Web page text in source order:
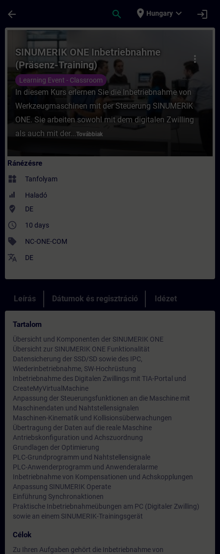
arrow_back search place Hungary expand_more login
Tanfolyam - SINUMERIK ONE
more_vert
SINUMERIK ONE Inbetriebnahme
(Präsenz-Training)
Learning Event - Classroom
In diesem Kurs erlernen Sie die Inbetriebnahme von
Werkzeugmaschinen mit der Steuerung SINUMERIK
ONE. Sie arbeiten sowohl mit dem digitalen Zwilling
als auch mit der...Továbbiak
Ránézésre
widgets Tanfolyam
Haladó
where_to_vote DE
access_time 10 days
sell NC-ONE-COM
translate DE
Leírás Dátumok és regisztráció Idézet
Tartalom
Übersicht und Komponenten der SINUMERIK ONE
Übersicht zur SINUMERIK ONE Funktionalität
Datensicherung der SSD/SD sowie des IPC,
Wiederinbetriebnahme, SW-Hochrüstung
Inbetriebnahme des Digitalen Zwillings mit TIA-Portal und
CreateMyVirtualMachine
Anpassung der Steuerungsfunktionen an die Maschine mit
Maschinendaten und Nahtstellensignalen
Maschinen-Kinematik und Kollisionsüberwachungen
Übertragung der Daten auf die reale Maschine
Antriebskonfiguration und Achszuordnung
Grundlagen der Optimierung
PLC-Grundprogramm und Nahtstellensignale
PLC-Anwenderprogramm und Anwenderalarme
Inbetriebnahme von Kompensationen und Achskopplungen
Anpassung SINUMERIK Operate
Einführung Synchronaktionen
Praktische Inbetriebnahmeübungen am PC (Digitaler Zwilling)
sowie an einem SINUMERIK-Trainingsgerät
Célok
Zu Ihren Aufgaben gehört die Inbetriebnahme von